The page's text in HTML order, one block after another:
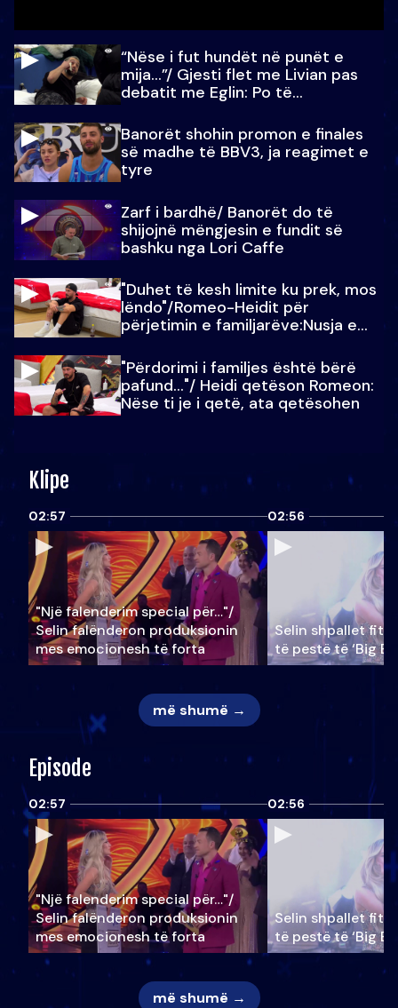
“Nëse i fut hundët në punët e
mija…”/ Gjesti flet me Livian pas
debatit me Eglin: Po të
Banorët shohin promon e finales
së madhe të BBV3, ja reagimet e
tyre
Zarf i bardhë/ Banorët do të
shijojnë mëngjesin e fundit së
bashku nga Lori Caffe
"Duhet të kesh limite ku prek, mos
lëndo"/Romeo-Heidit për
përjetimin e familjarëve:Nusja e
"Përdorimi i familjes është bërë
pafund…"/ Heidi qetëson Romeon:
Nëse ti je i qetë, ata qetësohen
Klipe
02:57
"Një falenderim special për…"/
Selin falënderon produksionin
mes emocionesh të forta
02:56
Selin shpallet
të pestë të ‘Big
më shumë →
Episode
02:57
"Një falenderim special për…"/
Selin falënderon produksionin
mes emocionesh të forta
02:56
Selin shpallet
të pestë të ‘Big
më shumë →